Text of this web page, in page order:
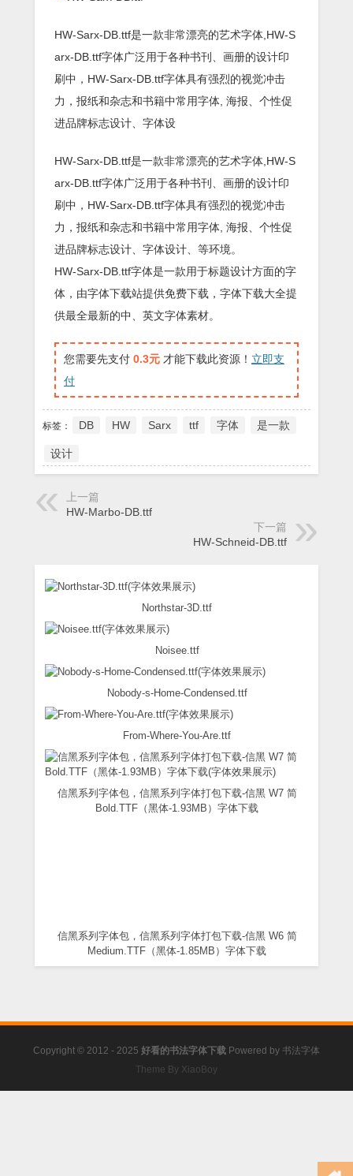
HW-Sarx-DB.ttf是一款非常漂亮的艺术字体,HW-S
arx-DB.ttf字体广泛用于各种书刊、画册的设计印
刷中，HW-Sarx-DB.ttf字体具有强烈的视觉冲击
力，报纸和杂志和书籍中常用字体, 海报、个性促
进品牌标志设计、字体设
HW-Sarx-DB.ttf是一款非常漂亮的艺术字体,HW-S
arx-DB.ttf字体广泛用于各种书刊、画册的设计印
刷中，HW-Sarx-DB.ttf字体具有强烈的视觉冲击
力，报纸和杂志和书籍中常用字体, 海报、个性促
进品牌标志设计、字体设计、等环境。
HW-Sarx-DB.ttf字体是一款用于标题设计方面的字
体，由字体下载站提供免费下载，字体下载大全提
供最全最新的中、英文字体素材。
您需要先支付 0.3元 才能下载此资源！ 立即支
付
标签： DB HW Sarx ttf 字体 是一款
设计
上一篇
HW-Marbo-DB.ttf
下一篇
HW-Schneid-DB.ttf
Northstar-3D.ttf
Noisee.ttf
Nobody-s-Home-Condensed.ttf
From-Where-You-Are.ttf
信黑系列字体包，信黑系列字体打包下载-信黑 W7 简
Bold.TTF（黑体-1.93MB）字体下载
信黑系列字体包，信黑系列字体打包下载-信黑 W6 简
Medium.TTF（黑体-1.85MB）字体下载
Copyright © 2012 - 2025 好看的书法字体下载 Powered by 书法字体
Theme By XiaoBoy